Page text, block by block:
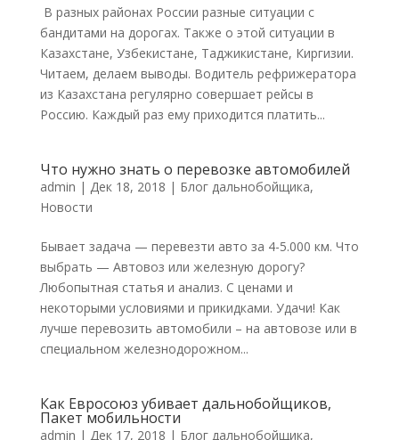
В разных районах России разные ситуации с
бандитами на дорогах. Также о этой ситуации в
Казахстане, Узбекистане, Таджикистане, Киргизии.
Читаем, делаем выводы. Водитель рефрижератора
из Казахстана регулярно совершает рейсы в
Россию. Каждый раз ему приходится платить...
Что нужно знать о перевозке автомобилей
admin | Дек 18, 2018 | Блог дальнобойщика,
Новости
Бывает задача — перевезти авто за 4-5.000 км. Что
выбрать — Автовоз или железную дорогу?
Любопытная статья и анализ. С ценами и
некоторыми условиями и прикидками. Удачи! Как
лучше перевозить автомобили – на автовозе или в
специальном железнодорожном...
Как Евросоюз убивает дальнобойщиков,
Пакет мобильности
admin | Дек 17, 2018 | Блог дальнобойщика,